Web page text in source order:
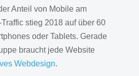
Anteil von Mobile am
stieg 2018 auf über 60
oder Tablets. Gerade
braucht jede Website
Webdesign.